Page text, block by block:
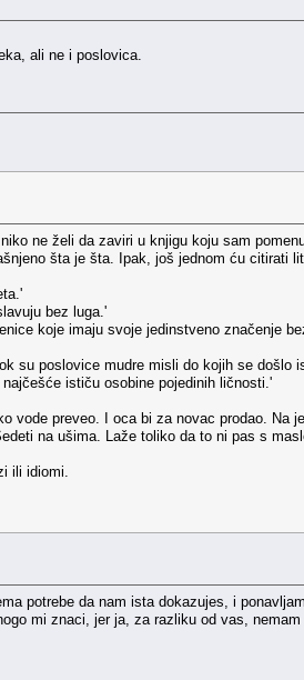
ali ne i poslovica.
ne želi da zaviri u knjigu koju sam
šta je šta. Ipak, još jednom ću citirati
bez luga.'
koje imaju svoje jedinstveno značenje
su poslovice mudre misli do kojih se došlo
ističu osobine pojedinih ličnosti.'
vode preveo. I oca bi za novac prodao. Na
na ušima. Laže toliko da to ni pas s
ili idiomi.
potrebe da nam ista dokazujes, i
mi znaci, jer ja, za razliku od vas,